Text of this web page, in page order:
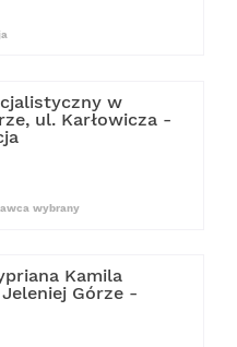
w
ul. Karłowicza -
wybrany
Kamila
Górze -